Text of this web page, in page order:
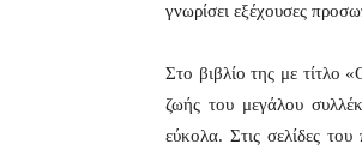
γνωρίσει εξέχουσες
Στο βιβλίο της με τίτλο
ζωής του μεγάλου
εύκολα. Στις σελίδες